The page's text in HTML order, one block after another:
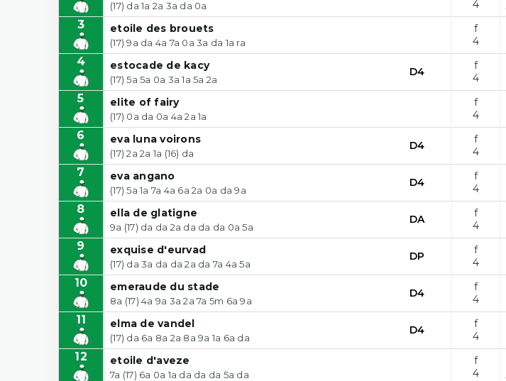
(17) da 1a 2a 3a da 0a
4
3 etoile des brouets
(17) 9a da 4a 7a 0a 3a da 1a ra
f
4
4 estocade de kacy
(17) 5a 5a 0a 3a 1a 5a 2a
D4
f
4
5 elite of fairy
(17) 0a da 0a 4a 2a 1a
f
4
6 eva luna voirons
(17) 2a 2a 1a (16) da
D4
f
4
7 eva angano
(17) 5a 1a 7a 4a 6a 2a 0a da 9a
D4
f
4
8 ella de glatigne
9a (17) da da 2a da da da 0a 5a
DA
f
4
9 exquise d'eurvad
(17) da 3a da da 2a da 7a 4a 5a
DP
f
4
10 emeraude du stade
8a (17) 4a 9a 3a 2a 7a 5m 6a 9a
D4
f
4
11 elma de vandel
(17) da 6a 8a 2a 8a 9a 1a 6a da
D4
f
4
12 etoile d'aveze
7a (17) 6a 0a 1a da da da 5a da
f
4